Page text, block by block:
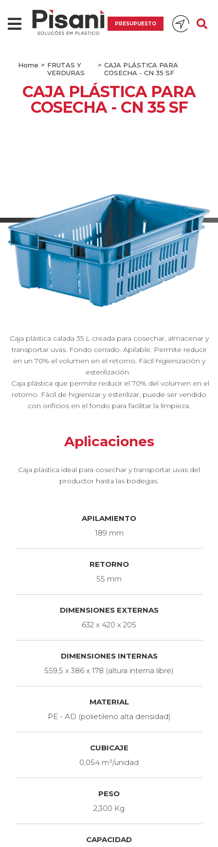
PRESUPUESTO
Home > FRUTAS Y
VERDURAS
> CAJA PLÁSTICA PARA
COSECHA - CN 35 SF
CAJA PLÁSTICA PARA
COSECHA - CN 35 SF
Caja plástica calada 35 L creada para cosechar, almacenar y
transportar uvas. Fondo cerrado. Apilable. Permite reducir
en un 70% el volumen en el retorno. Fácil higienización y
esterilización.
Caja plástica que permite reducir el 70% del volumen en el
retorno. Fácil de higienizar y esterilizar, puede ser vendido
con orificios en el fondo para facilitar la limpieza.
Aplicaciones
Caja plástica ideal para cosechar y transportar uvas del
productor hasta las bodegas.
APILAMIENTO
189 mm
RETORNO
55 mm
DIMENSIONES EXTERNAS
632 x 420 x 205
DIMENSIONES INTERNAS
559,5 x 386 x 178 (altura interna libre)
MATERIAL
PE - AD (polietileno alta densidad)
CUBICAJE
0,054 m³/unidad
PESO
2,300 Kg
CAPACIDAD